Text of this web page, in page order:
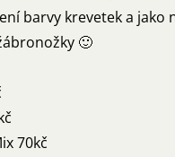
barvy krevetek a jako
🙂
70kč